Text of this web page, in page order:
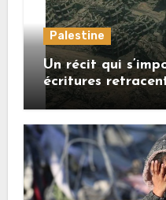
Palestine
Un récit qui
écritures
crimes sionistes à